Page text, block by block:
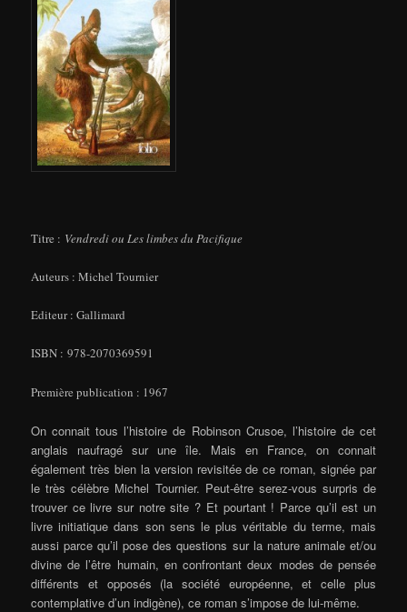
Titre : Vendredi ou Les limbes du Pacifique
Auteurs : Michel Tournier
Editeur : Gallimard
ISBN : 978-2070369591
Première publication : 1967
On connait tous l’histoire de Robinson Crusoe, l’histoire de cet
anglais naufragé sur une île. Mais en France, on connait
également très bien la version revisitée de ce roman, signée par
le très célèbre Michel Tournier. Peut-être serez-vous surpris de
trouver ce livre sur notre site ? Et pourtant ! Parce qu’il est un
livre initiatique dans son sens le plus véritable du terme, mais
aussi parce qu’il pose des questions sur la nature animale et/ou
divine de l’être humain, en confrontant deux modes de pensée
différents et opposés (la société européenne, et celle plus
contemplative d’un indigène), ce roman s’impose de lui-même.